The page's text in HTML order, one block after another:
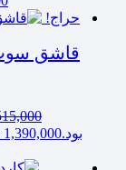
حراج!
قاشق
بود.1,390,000